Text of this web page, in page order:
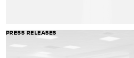
PRESS RELEASES